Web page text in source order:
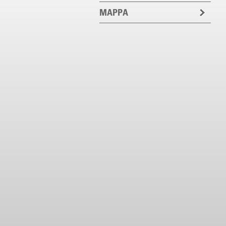
MAPPA